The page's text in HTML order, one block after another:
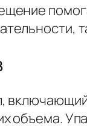
объема.